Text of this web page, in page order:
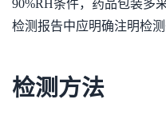
90%RH条件，药品包装多
检测报告中应明确注明检
检测方法